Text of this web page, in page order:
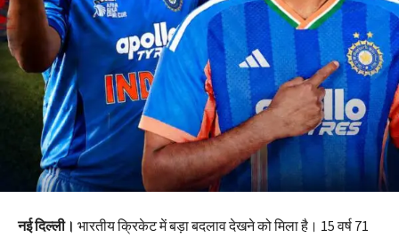
नई दिल्ली। भारतीय क्रिकेट में बड़ा बदलाव देखने को मिला है। 15 वर्ष 71